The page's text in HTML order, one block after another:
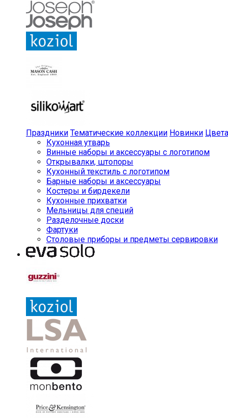
Праздники Тематические коллекции Новинки Цвета
Кухонная утварь
Винные наборы и аксессуары с логотипом
Открывалки, штопоры
Кухонный текстиль с логотипом
Барные наборы и аксессуары
Костеры и бирдекели
Кухонные прихватки
Мельницы для специй
Разделочные доски
Фартуки
Столовые приборы и предметы сервировки